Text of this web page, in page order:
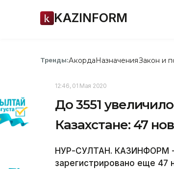
KAZINFORM
Тренды:АкордаНазначенияЗакон и
12:46, 01 Мая 2020
До 3551
Казахстане: 47
НУР-СУЛТАН. КАЗИНФОРМ -
зарегистрировано еще 47